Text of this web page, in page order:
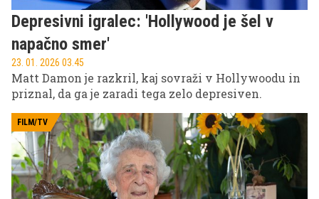
Depresivni igralec: 'Hollywood je šel v
napačno smer'
23. 01. 2026 03.45
Matt Damon je razkril, kaj sovraži v Hollywoodu in
priznal, da ga je zaradi tega zelo depresiven.
FILM/TV